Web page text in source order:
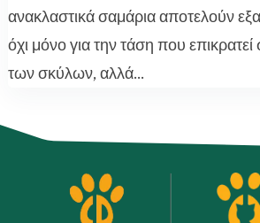
ανακλαστικά σαμάρια αποτελούν
όχι μόνο για την τάση που
των σκύλων, αλλά...